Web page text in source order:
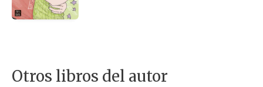
Otros libros del autor